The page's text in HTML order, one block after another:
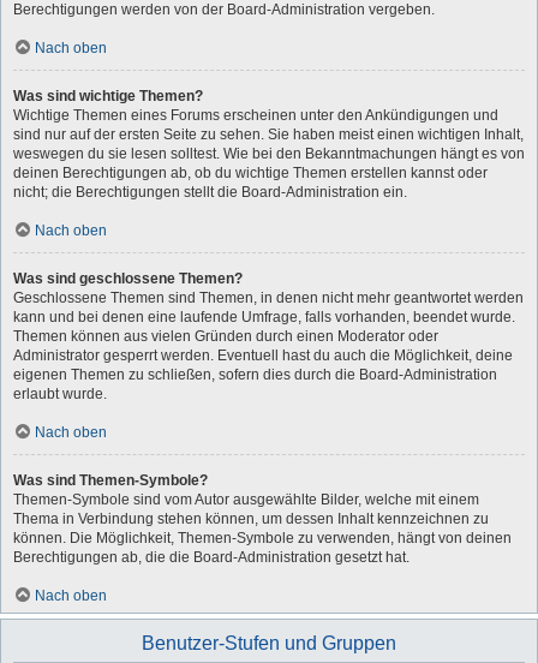
Berechtigungen werden von der Board-Administration vergeben.
Nach oben
Was sind wichtige Themen?
Wichtige Themen eines Forums erscheinen unter den Ankündigungen und
sind nur auf der ersten Seite zu sehen. Sie haben meist einen wichtigen Inhalt,
weswegen du sie lesen solltest. Wie bei den Bekanntmachungen hängt es von
deinen Berechtigungen ab, ob du wichtige Themen erstellen kannst oder
nicht; die Berechtigungen stellt die Board-Administration ein.
Nach oben
Was sind geschlossene Themen?
Geschlossene Themen sind Themen, in denen nicht mehr geantwortet werden
kann und bei denen eine laufende Umfrage, falls vorhanden, beendet wurde.
Themen können aus vielen Gründen durch einen Moderator oder
Administrator gesperrt werden. Eventuell hast du auch die Möglichkeit, deine
eigenen Themen zu schließen, sofern dies durch die Board-Administration
erlaubt wurde.
Nach oben
Was sind Themen-Symbole?
Themen-Symbole sind vom Autor ausgewählte Bilder, welche mit einem
Thema in Verbindung stehen können, um dessen Inhalt kennzeichnen zu
können. Die Möglichkeit, Themen-Symbole zu verwenden, hängt von deinen
Berechtigungen ab, die die Board-Administration gesetzt hat.
Nach oben
Benutzer-Stufen und Gruppen